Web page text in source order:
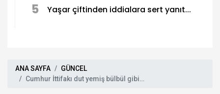
5 Yaşar çiftinden iddialara sert yanıt...
ANA SAYFA
GÜNCEL
Cumhur İttifakı dut yemiş bülbül gibi…